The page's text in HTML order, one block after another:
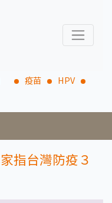
疫苗
HPV
指台灣防疫３